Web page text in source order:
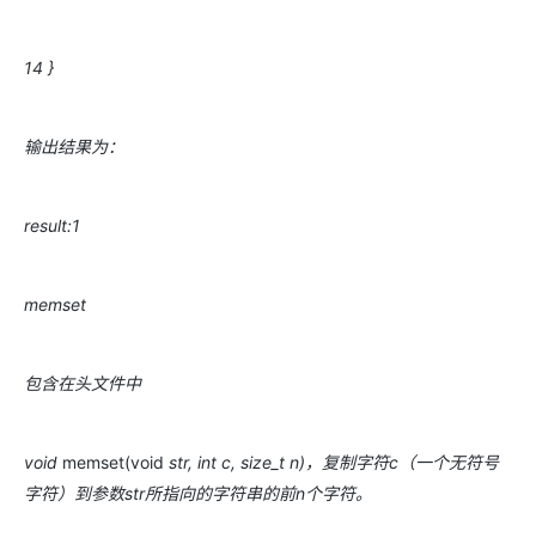
14 }
输出结果为：
result:1
memset
包含在头文件中
void memset(void str, int c, size_t n)，复制字符c（一个无符号
字符）到参数str所指向的字符串的前n个字符。